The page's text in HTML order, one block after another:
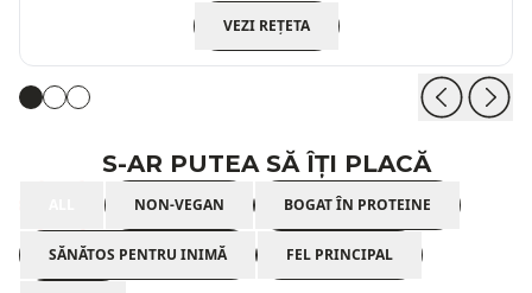
VEZI REȚETA
S-AR PUTEA SĂ ÎȚI PLACĂ
NON-VEGAN BOGAT ÎN PROTEINE
SĂNĂTOS PENTRU INIMĂ FEL PRINCIPAL